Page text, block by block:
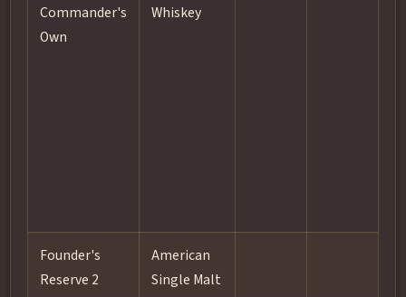
Commander's
Own
Whiskey
Founder's
Reserve 2
American
Single Malt